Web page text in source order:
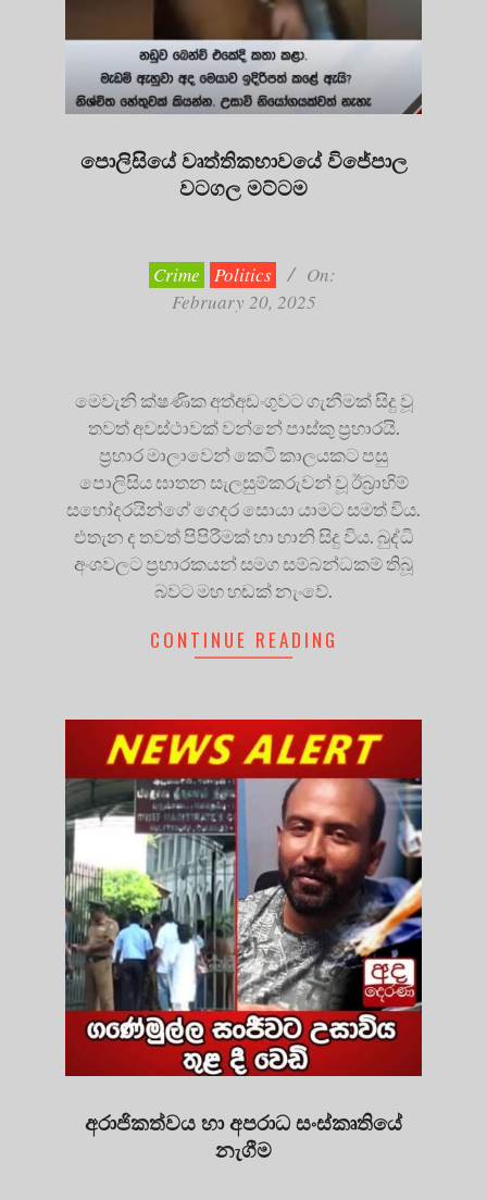
පොලිසියේ වෘත්තිකභාවයේ විජේපාල
වටගල මට්ටම
Crime Politics
On:
February 20, 2025
මෙවැනි ක්ෂණික අත්අඩංගුවට ගැනීමක් සිදු වූ
තවත් අවස්ථාවක් වන්නේ පාස්කු ප්‍රහාරයි.
ප්‍රහාර මාලාවෙන් කෙටි කාලයකට පසු
පොලිසිය ඝාතන සැලසුම්කරුවන් වූ ඊබ්‍රාහිම්
සහෝදරයින්ගේ ගෙදර සොයා යාමට සමත් විය.
එතැන ද තවත් පිපිරීමක් හා හානි සිදු විය. බුද්ධි
අංශවලට ප්‍රහාරකයන් සමග සම්බන්ධකම් තිබූ
බවට මහ හඬක් නැංවේ.
CONTINUE READING
අරාජිකත්වය හා අපරාධ සංස්කෘතියේ
නැගීම